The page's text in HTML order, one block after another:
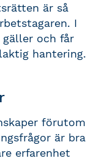
är så
I
gäller och får
hantering.
förutom
är bra
erfarenhet